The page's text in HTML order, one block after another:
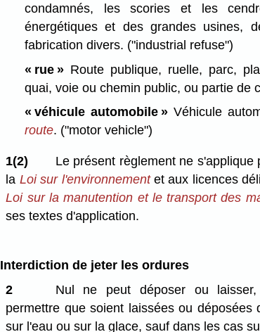
condamnés, les scories et les
énergétiques et des grandes usines,
fabrication divers. ("industrial refuse")
« rue »Route publique, ruelle, parc,
quai, voie ou chemin public, ou partie de
« véhicule automobile »Véhicule
route. ("motor vehicle")
1(2)
Le présent règlement ne
la Loi sur l'environnementet aux licences
Loi sur la manutention et le transport des
ses textes d'application.
Interdiction de jeter les ordures
2
Nul ne peut déposer ou
permettre que soient laissées ou déposées
sur l'eau ou sur la glace, sauf dans les cas